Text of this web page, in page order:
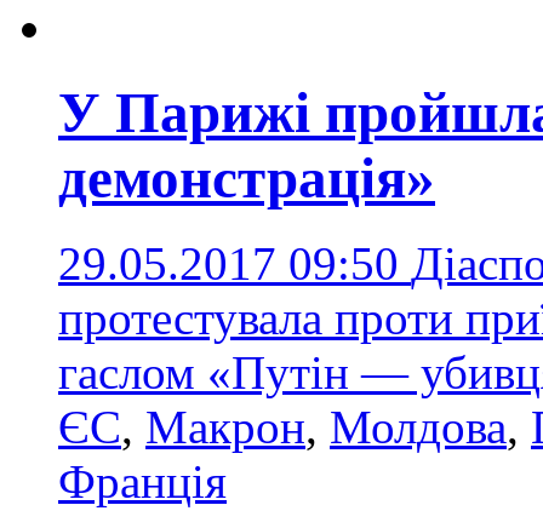
У Парижі
демонстрація»
29.05.2017 09:50
протестувала проти
гаслом «Путін —
ЄС, Макрон, Молдова,
Франція